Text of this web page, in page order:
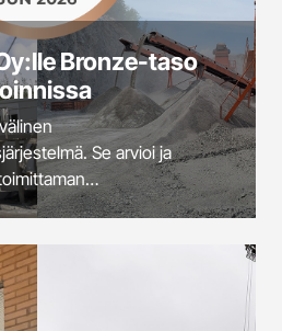
Bronze-taso
Se arvioi ja
joka kattaa
Industri Oy saavutti
Bronze-tason.